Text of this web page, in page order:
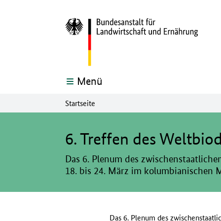
Menü
Startseite
6. Treffen des
Das 6. Plenum des
18. bis 24. März im kolumbianischen
Das 6. Plenum des